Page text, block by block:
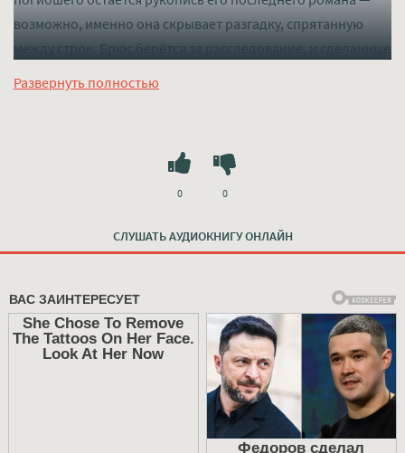
возможно, именно она скрывает разгадку, спрятанную
между строк. Брюс берётся за расследование, и сделанные
Развернуть полностью
СЛУШАТЬ АУДИОКНИГУ ОНЛАЙН
0 0